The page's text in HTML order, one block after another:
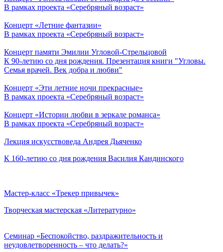
В рамках проекта «Серебряный возраст»
Концерт «Летние фантазии»
В рамках проекта «Серебряный возраст»
Концерт памяти Эмилии Угловой-Стрельцовой
К 90-летию со дня рождения. Презентация книги "Угловы.
Семья врачей. Век добра и любви"
Концерт «Эти летние ночи прекрасные»
В рамках проекта «Серебряный возраст»
Концерт «Истории любви в зеркале романса»
В рамках проекта «Серебряный возраст»
Лекция искусствоведа Андрея Дьяченко
К 160-летию со дня рождения Василия Кандинского
Мастер-класс «Трекер привычек»
Творческая мастерская «Литературно»
Семинар «Беспокойство, раздражительность и
неудовлетворенность – что делать?»